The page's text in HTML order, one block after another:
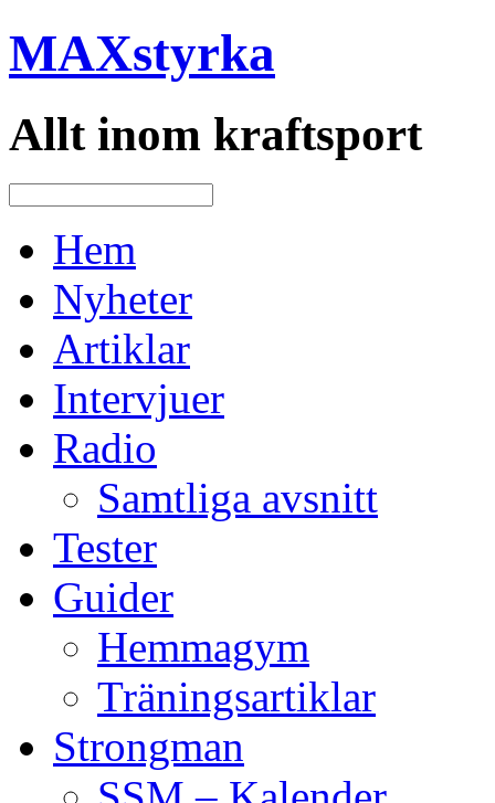
MAXstyrka
Allt inom kraftsport
Hem
Nyheter
Artiklar
Intervjuer
Radio
Samtliga avsnitt
Tester
Guider
Hemmagym
Träningsartiklar
Strongman